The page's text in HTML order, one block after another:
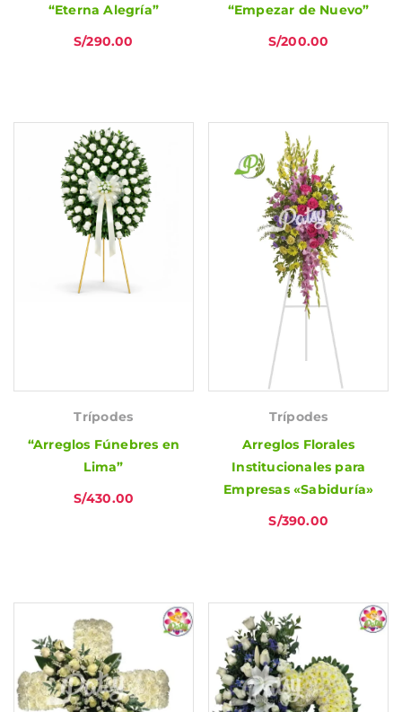
“Eterna Alegría”
S/290.00
“Empezar de Nuevo”
S/200.00
Trípodes
“Arreglos Fúnebres en
Lima”
S/430.00
Trípodes
Arreglos Florales
Institucionales para
Empresas «Sabiduría»
S/390.00